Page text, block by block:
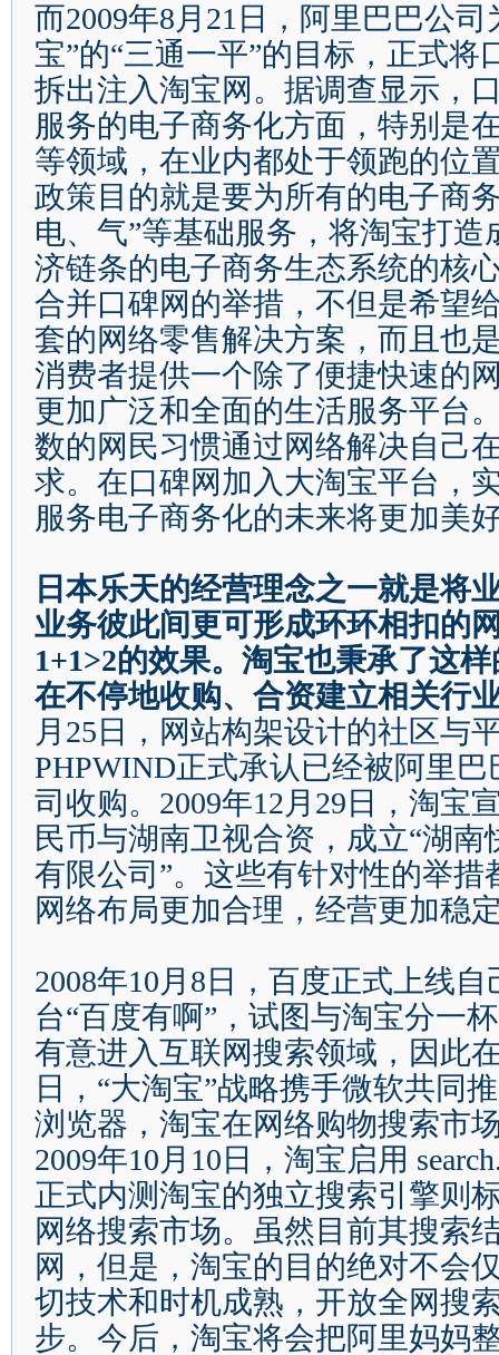
而2009年8月 21 日
，阿里巴巴公
宝”的“三通一平”的目标，正式将
拆出注入淘宝网。据调查显示，
服务的电子商务化方面，特别是
等领域，在业内都处于领跑的位
政策目的就是要为所有的电子商
电、气”等基础服务，将淘宝打造
济链条的电子商务生态系统的核
合并口碑网的举措，不但是希望
套的网络零售解决方案，而且也
消费者提供一个除了便捷快速的
更加广泛和全面的生活服务平台
数的网民习惯通过网络解决自己
求。在口碑网加入大淘宝平台，
服务电子商务化的未来将更加美
日本乐天的经营理念之一就是将
业务彼此间更可形成环环相扣的
1+1>2的效果。淘宝也秉承了这
在不停地收购、合资建立相关行
月 25 日
，网站构架设计的社区与
PHPWIND正式承认已经被阿里
司收购。 2009年12月 29 日
，淘宝
民币与湖南卫视合资，成立“湖南
有限公司 ”。这些有针对性的举措
网络布局更加合理，经营更加稳
2008年10月 8 日
，百度正式上线
台“百度有啊” ，试图与淘宝分一
有意进入互联网搜索领域，因此
日
， “大淘宝”战略携手微软共同
浏览器，淘宝在网络购物搜索市
2009年10月 10 日 ，淘宝启用
正式内测淘宝的独立搜索引擎则
网络搜索市场。虽然目前其搜索
网，但是，淘宝的目的绝对不会
切技术和时机成熟，开放全网搜
步。今后，淘宝将会把阿里妈妈